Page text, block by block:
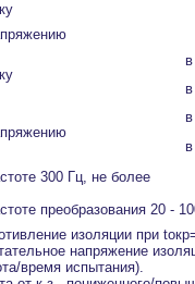
300 Гц, не более
преобразования 20 -
изоляции при
напряжение
время испытания).